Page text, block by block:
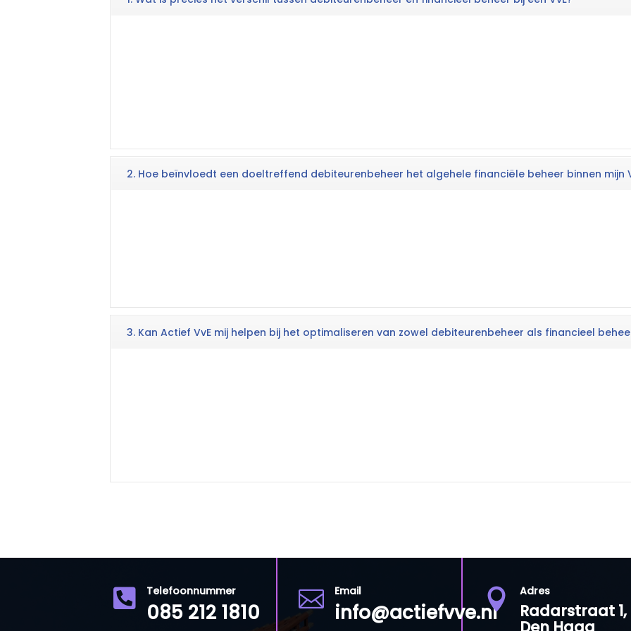
2. Hoe beïnvloedt een doeltreffend debiteurenbeheer het algehele financiële beheer binnen mijn
3. Kan Actief VvE mij helpen bij het optimaliseren van zowel debiteurenbeheer als financieel
 Telefoonnummer
085 212 1810
 Email
info@actiefvve.nl
 Adres
Radarstraat 1,
Den Haag